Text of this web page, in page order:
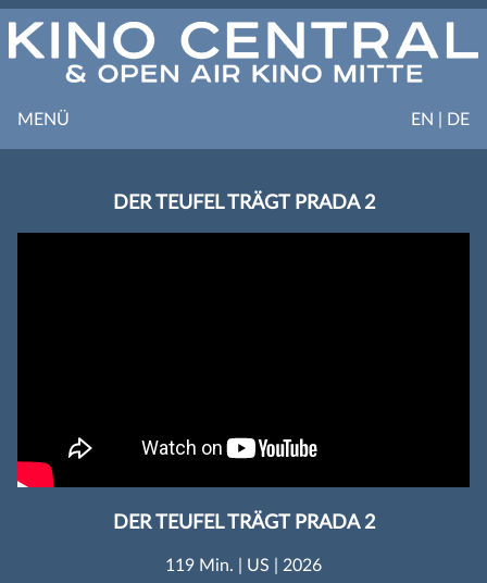
EN | DE
MENÜ
DER TEUFEL TRÄGT PRADA 2
DER TEUFEL TRÄGT PRADA 2
119 Min. | US | 2026